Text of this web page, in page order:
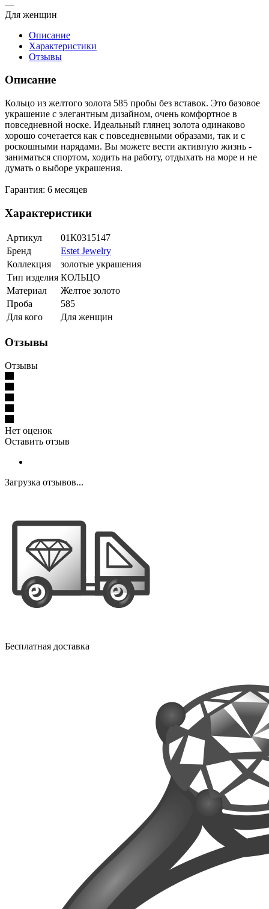
—
Для женщин
Описание
Характеристики
Отзывы
Описание
Кольцо из желтого золота 585 пробы без вставок. Это базовое
украшение с элегантным дизайном, очень комфортное в
повседневной носке. Идеальный глянец золота одинаково
хорошо сочетается как с повседневными образами, так и с
роскошными нарядами. Вы можете вести активную жизнь -
заниматься спортом, ходить на работу, отдыхать на море и не
думать о выборе украшения.
Гарантия: 6 месяцев
Характеристики
Артикул
01К0315147
Бренд
Estet Jewelry
Коллекция
золотые украшения
Тип изделия КОЛЬЦО
Материал
Желтое золото
Проба
585
Для кого
Для женщин
Отзывы
Отзывы
Нет оценок
Оставить отзыв
Загрузка отзывов...
Бесплатная доставка